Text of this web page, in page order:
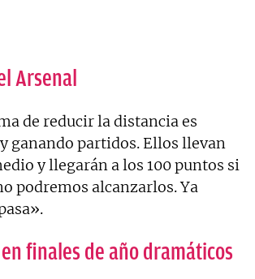
Arsenal
de reducir la distancia es
ganando partidos. Ellos llevan
y llegarán a los 100 puntos si
podremos alcanzarlos. Ya
finales de año dramáticos